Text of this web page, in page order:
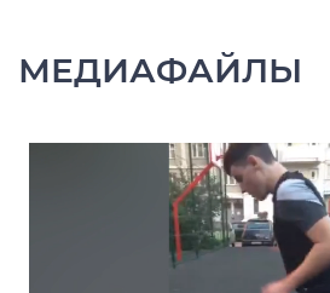
МЕДИАФАЙЛЫ